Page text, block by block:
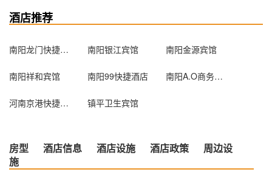
酒店推荐
南阳龙门快捷宾馆 南阳银江宾馆 南阳金源宾馆
南阳祥和宾馆 南阳99快捷酒店 南阳A.O商务酒店
河南京港快捷酒店 镇平卫生宾馆
房型 酒店信息 酒店设施 酒店政策
周边设
施